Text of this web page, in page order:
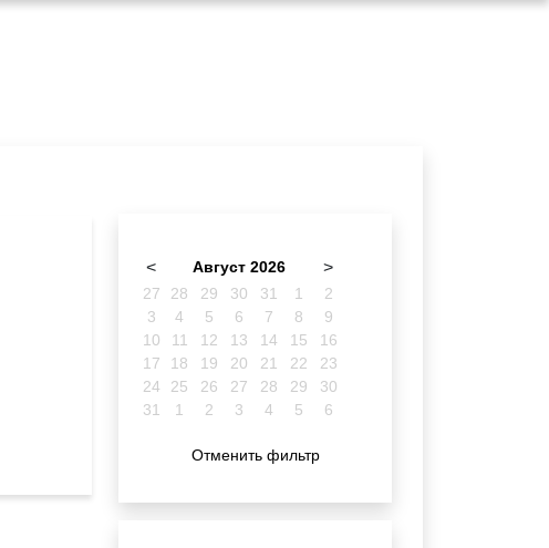
< Август 2026 >
27 28 29 30 31 1
2
3
4 5 6 7 8
9
10
11 12 13 14 15
16
17
18 19 20 21 22
23
24
25 26 27 28 29
30
31
1 2 3 4 5 6
Отменить фильтр